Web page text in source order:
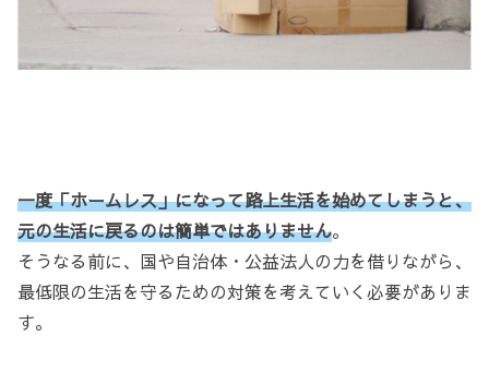
一度「ホームレス」になって路上生活を始めてしまうと、
元の生活に戻るのは簡単ではありません。
そうなる前に、国や自治体・公益法人の力を借りながら、
最低限の生活を守るための対策を考えていく必要がありま
す。